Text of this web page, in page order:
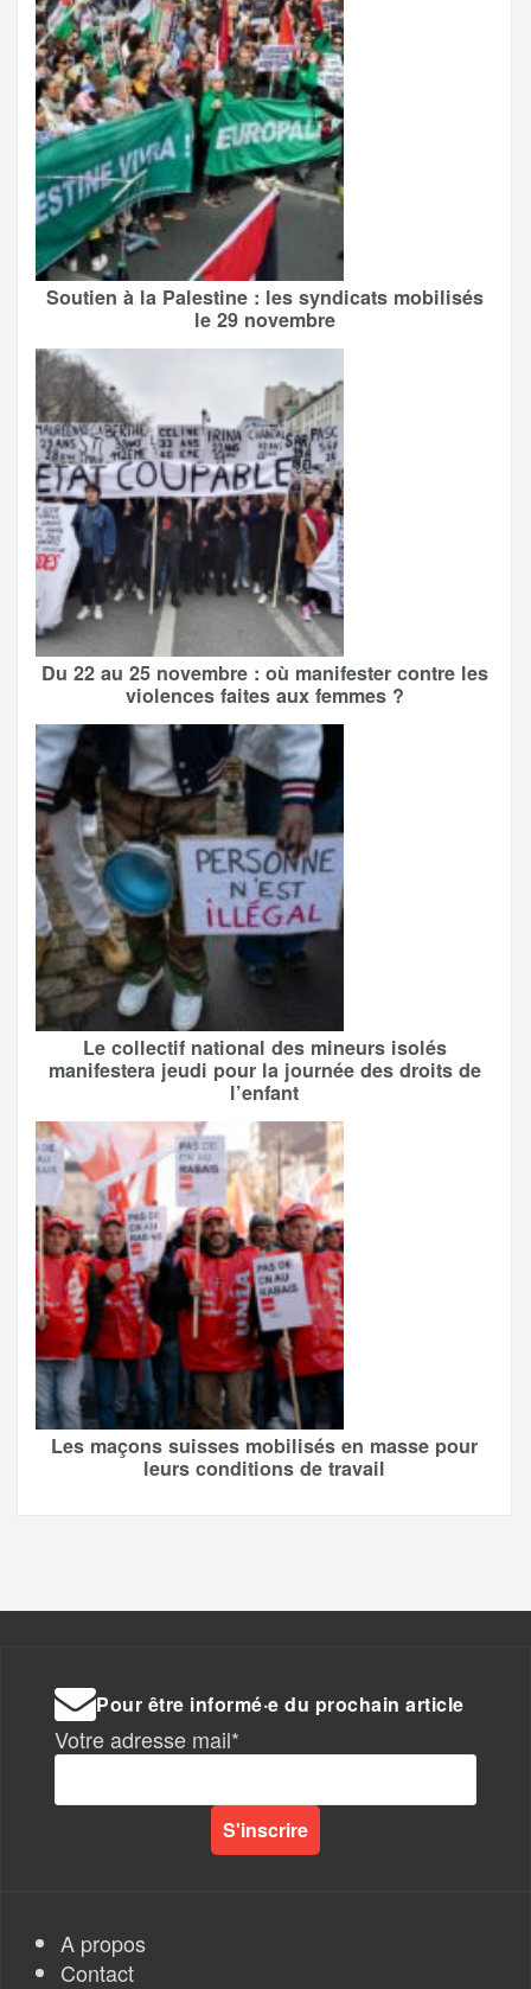
Soutien à la Palestine : les syndicats mobilisés
le 29 novembre
Du 22 au 25 novembre : où manifester contre les
violences faites aux femmes ?
Le collectif national des mineurs isolés
manifestera jeudi pour la journée des droits de
l’enfant
Les maçons suisses mobilisés en masse pour
leurs conditions de travail
Pour être informé·e du prochain article
Votre adresse mail*
A propos
Contact